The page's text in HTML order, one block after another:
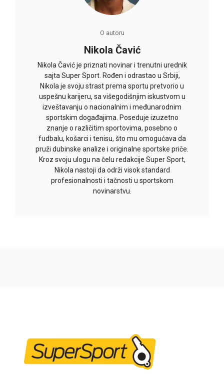
O autoru
Nikola Čavić
Nikola Čavić je priznati novinar i trenutni urednik
sajta Super Sport. Rođen i odrastao u Srbiji,
Nikola je svoju strast prema sportu pretvorio u
uspešnu karijeru, sa višegodišnjim iskustvom u
izveštavanju o nacionalnim i međunarodnim
sportskim događajima. Poseduje izuzetno
znanje o različitim sportovima, posebno o
fudbalu, košarci i tenisu, što mu omogućava da
pruži dubinske analize i originalne sportske priče.
Kroz svoju ulogu na čelu redakcije Super Sport,
Nikola nastoji da održi visok standard
profesionalnosti i tačnosti u sportskom
novinarstvu.